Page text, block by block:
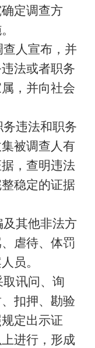
定调查方
人宣布，并
法或者职务
，并向社会
违法和职务
被调查人有
，查明违法
稳定的证据
其他非法方
虐待、体罚
员。
讯问、询
扣押、勘验
定出示证
进行，形成